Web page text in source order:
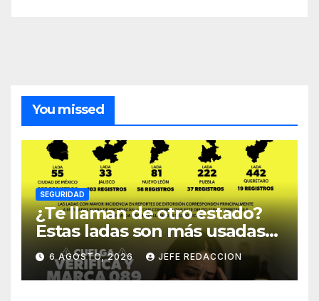
You missed
SEGURIDAD
¿Te llaman de otro estado?
Estas ladas son más usadas
para extorsionar en
Michoacán
6 AGOSTO, 2026 JEFE REDACCION